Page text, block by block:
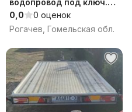
водопровод под ключ.
Услуги прокола под
дорогой.
0,0
0 оценок
Рогачев, Гомельская обл.